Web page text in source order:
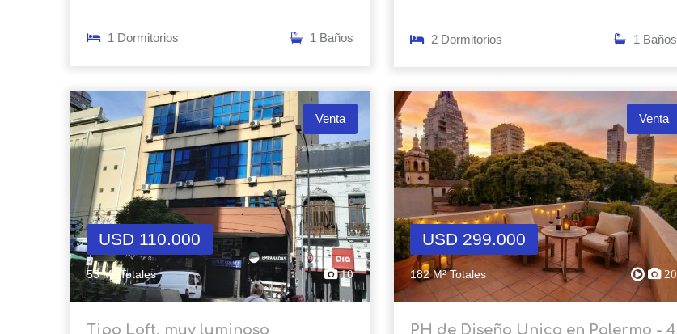
1 Dormitorios 1 Baños 2 Dormitorios 1 Baños
Venta
USD 110.000
53 M² Totales 10
Tipo Loft, muy luminoso
Venta
USD 299.000
182 M² Totales 20
PH de Diseño Unico en Palermo - 4